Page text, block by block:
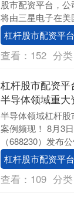
股市配资平台，
将由三星电子在
芯片代工厂生产。
双方正....
杠杆股市配资平台
查看： 152 分类
杠杆股市配资平
半导体领域重大
半导体领域杠杆
案例频现！ 8月3
（688230）发布
换公司债券及支付
松、王青松、....
杠杆股市配资平台
查看： 109 分类